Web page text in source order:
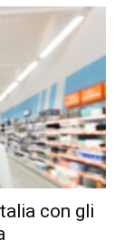
con gli